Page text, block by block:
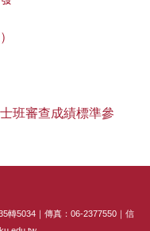
班審查成績標準參
轉5034｜傳真：06-2377550｜信